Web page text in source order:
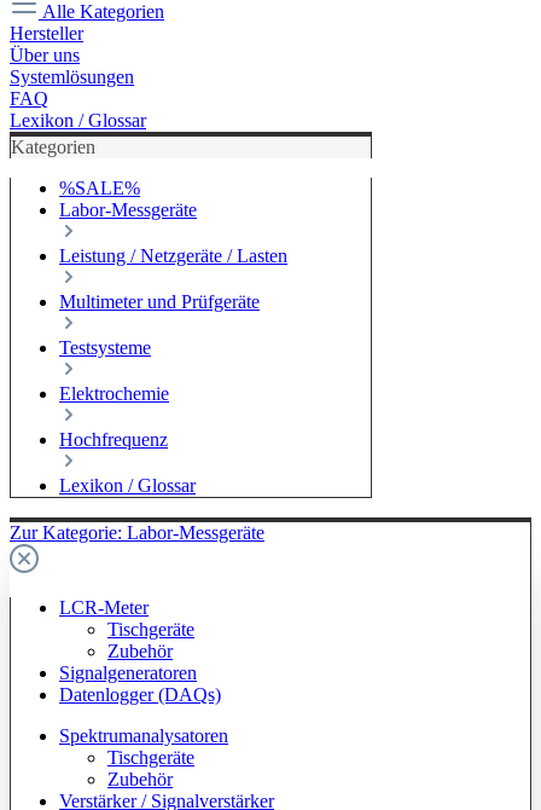
Alle Kategorien
Hersteller
Über uns
Systemlösungen
FAQ
Lexikon / Glossar
Kategorien
%SALE%
Labor-Messgeräte
Leistung / Netzgeräte / Lasten
Multimeter und Prüfgeräte
Testsysteme
Elektrochemie
Hochfrequenz
Lexikon / Glossar
Zur Kategorie: Labor-Messgeräte
LCR-Meter
Tischgeräte
Zubehör
Signalgeneratoren
Datenlogger (DAQs)
Spektrumanalysatoren
Tischgeräte
Zubehör
Verstärker / Signalverstärker